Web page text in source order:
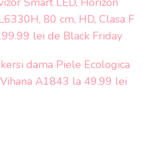
80 cm, HD, Clasa F
lei de Black Friday
dama Piele Ecologica
A1843 la 49.99 lei